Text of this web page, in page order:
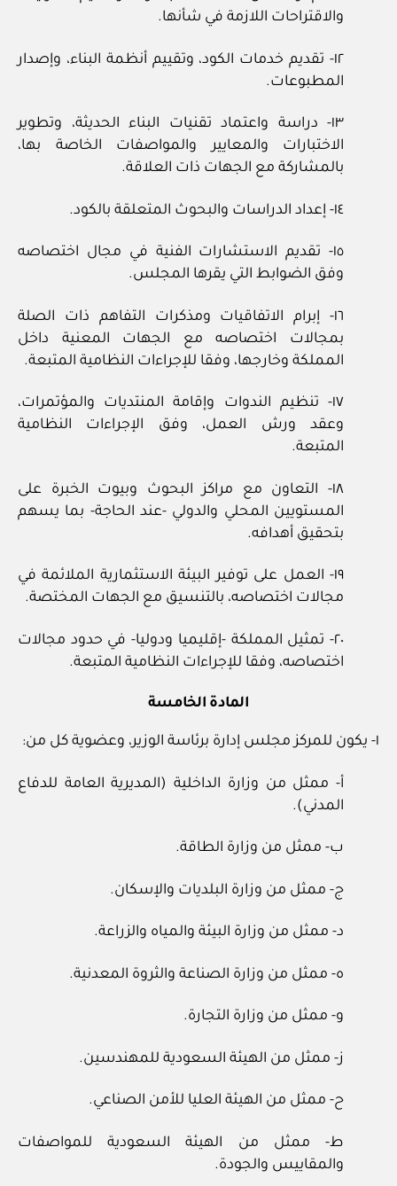
والاقتراحات اللازمة في شأنها.
١٢‏- تقديم خدمات الكود، وتقييم أنظمة البناء، وإصدار
المطبوعات.
١٣‏- دراسة واعتماد تقنيات البناء الحديثة، وتطوير
الاختبارات والمعايير والمواصفات الخاصة بها،
بالمشاركة مع الجهات ذات العلاقة.
١٤‏- إعداد الدراسات والبحوث المتعلقة بالكود.
١٥‏- تقديم الاستشارات الفنية في مجال اختصاصه
وفق الضوابط التي يقرها المجلس.
١٦‏- إبرام الاتفاقيات ومذكرات التفاهم ذات الصلة
بمجالات اختصاصه مع الجهات المعنية داخل
المملكة وخارجها، وفقا للإجراءات النظامية المتبعة.
١٧‏- تنظيم الندوات وإقامة المنتديات والمؤتمرات،
وعقد ورش العمل، وفق الإجراءات النظامية
المتبعة.
١٨‏- التعاون مع مراكز البحوث وبيوت الخبرة على
المستويين المحلي والدولي ‏-عند الحاجة‏- بما يسهم
بتحقيق أهدافه.
١٩‏- العمل على توفير البيئة الاستثمارية الملائمة في
مجالات اختصاصه، بالتنسيق مع الجهات المختصة.
٢٠‏- تمثيل المملكة ‏-إقليميا ودوليا‏- في حدود مجالات
اختصاصه، وفقا للإجراءات النظامية المتبعة.
المادة الخامسة
١‏- يكون للمركز مجلس إدارة برئاسة الوزير، وعضوية كل من:
أ‏- ممثل من وزارة الداخلية (المديرية العامة للدفاع
المدني).
ب‏- ممثل من وزارة الطاقة.
ج‏- ممثل من وزارة البلديات والإسكان.
د‏- ممثل من وزارة البيئة والمياه والزراعة.
ه‏- ممثل من وزارة الصناعة والثروة المعدنية.
و‏- ممثل من وزارة التجارة.
ز‏- ممثل من الهيئة السعودية للمهندسين.
ح‏- ممثل من الهيئة العليا للأمن الصناعي.
ط‏- ممثل من الهيئة السعودية للمواصفات
والمقاييس والجودة.